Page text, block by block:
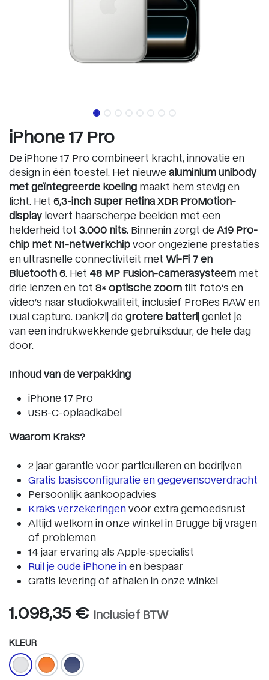
iPhone 17 Pro
De iPhone 17 Pro combineert kracht, innovatie en
design in één toestel. Het nieuwe aluminium unibody
met geïntegreerde koeling maakt hem stevig en
licht. Het 6,3-inch Super Retina XDR ProMotion-
displaylevert haarscherpe beelden met een
helderheid tot 3.000 nits. Binnenin zorgt de A19 Pro-
chip met N1-netwerkchip voor ongeziene prestaties
en ultrasnelle connectiviteit met Wi-Fi 7 en
Bluetooth 6. Het 48 MP Fusion-camerasysteem met
drie lenzen en tot 8× optische zoom tilt foto’s en
video’s naar studiokwaliteit, inclusief ProRes RAW en
Dual Capture. Dankzij de grotere batterij geniet je
van een indrukwekkende gebruiksduur, de hele dag
door.
Inhoud van de verpakking
iPhone 17 Pro
USB-C-oplaadkabel
Waarom Kraks?
2 jaar garantie voor particulieren en bedrijven
Gratis basisconfiguratie en gegevensoverdracht
Persoonlijk aankoopadvies
Kraks verzekeringen voor extra gemoedsrust
Altijd welkom in onze winkel in Brugge bij vragen
of problemen
14 jaar ervaring als Apple‑specialist
Ruil je oude iPhone in en bespaar
Gratis levering of afhalen in onze winkel
1.098,35 € Inclusief BTW
KLEUR